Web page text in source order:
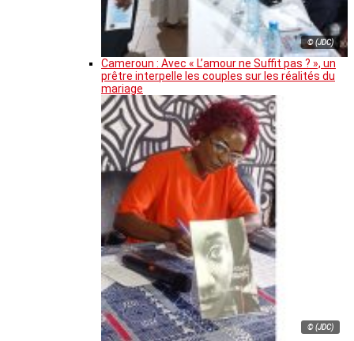
© (JDC)
Cameroun : Avec « L’amour ne Suffit pas ? », un
prêtre interpelle les couples sur les réalités du
mariage
© (JDC)